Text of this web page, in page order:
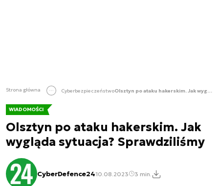
Strona główna Cyberbezpieczeństwo Olsztyn po ataku hakerskim. Jak wygląda sytuacja? Sprawdziliśmy
WIADOMOŚCI
Olsztyn po ataku hakerskim. Jak
wygląda sytuacja? Sprawdziliśmy
CyberDefence2410.08.2023 3 min.